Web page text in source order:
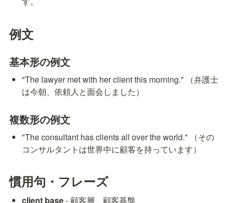
例文
基本形の例文
"The lawyer met with her client this morning." （弁護士
は今朝、依頼人と面会しました）
複数形の例文
"The consultant has clients all over the world." （その
コンサルタントは世界中に顧客を持っています）
慣用句・フレーズ
client base - 顧客層、顧客基盤